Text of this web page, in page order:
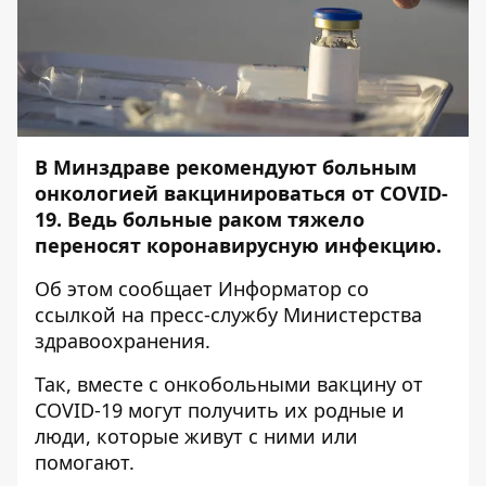
В Минздраве рекомендуют больным
онкологией вакцинироваться от COVID-
19. Ведь больные раком тяжело
переносят коронавирусную инфекцию.
Об этом сообщает Информатор со
ссылкой на пресс-службу Министерства
здравоохранения.
Так, вместе с онкобольными вакцину от
COVID-19 могут получить их родные и
люди, которые живут с ними или
помогают.